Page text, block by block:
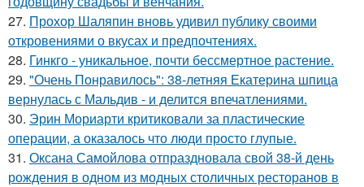
27. Прохор Шаляпин вновь удивил публику своими
откровениями о вкусах и предпочтениях.
28. Гинкго - уникальное, почти бессмертное растение.
29. "Очень Понравилось": 38-летняя Екатерина шпица
вернулась с Мальдив - и делится впечатлениями.
30. Эрин Мориарти критиковали за пластические
операции, а оказалось что люди просто глупые.
31. Оксана Самойлова отпраздновала свой 38-й день
рождения в одном из модных столичных ресторанов в